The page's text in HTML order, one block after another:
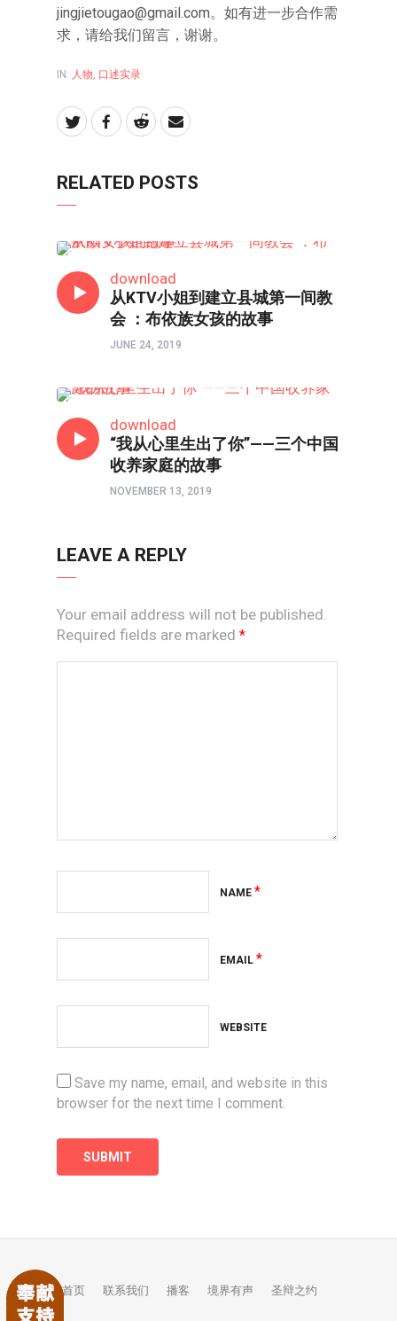
jingjietougao@gmail.com。如有进一步合作需
求，请给我们留言，谢谢。
IN: 人物, 口述实录
RELATED POSTS
download
从KTV小姐到建立县城第一间教
会 ：布依族女孩的故事
JUNE 24, 2019
download
“我从心里生出了你”——三个中国
收养家庭的故事
NOVEMBER 13, 2019
LEAVE A REPLY
Your email address will not be published.
Required fields are marked *
NAME *
EMAIL *
WEBSITE
Save my name, email, and website in this
browser for the next time I comment.
首页 联系我们 播客 境界有声 圣辩之约